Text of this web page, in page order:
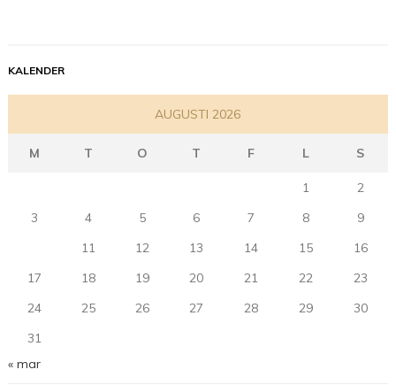
KALENDER
AUGUSTI 2026
M T O T F L S
1
2
3
4 5 6 7 8
9
11 12 13 14 15
16
17
18 19 20 21 22
23
24
25 26 27 28 29
30
31
« mar